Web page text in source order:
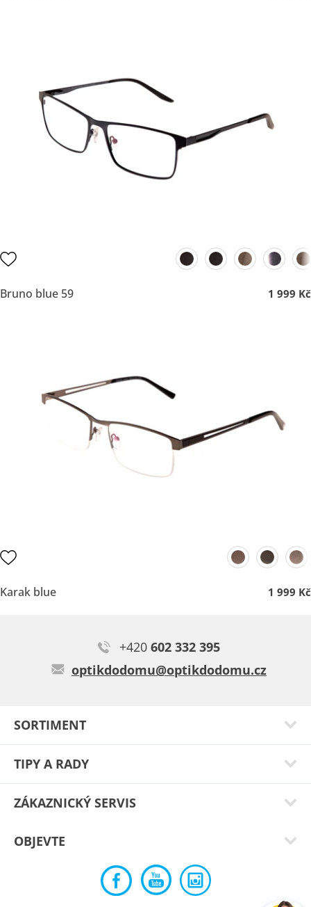
Bruno blue 59 1 999 Kč
Karak blue 1 999 Kč
SORTIMENT
TIPY A RADY
ZÁKAZNICKÝ SERVIS
OBJEVTE
+420 602 332 395
optikdodomu@optikdodomu.cz